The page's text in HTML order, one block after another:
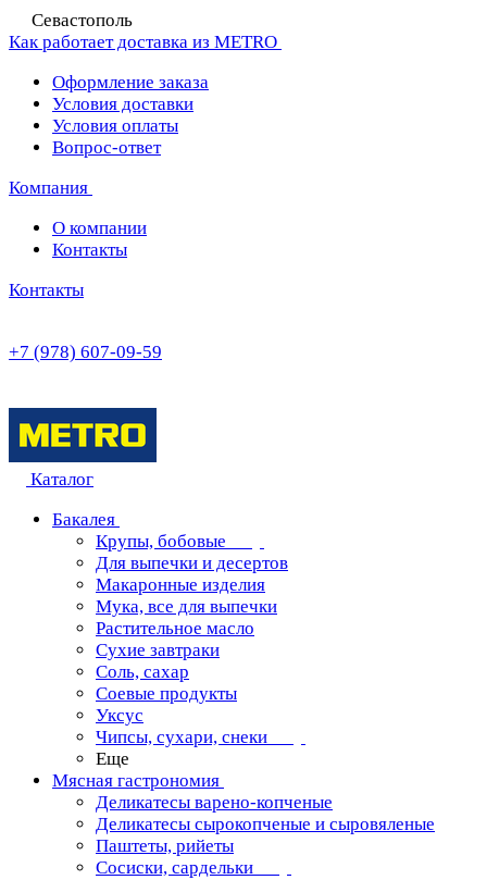
Севастополь
Как работает доставка из METRO
Оформление заказа
Условия доставки
Условия оплаты
Вопрос-ответ
Компания
О компании
Контакты
Контакты
+7 (978) 607-09-59
Каталог
Бакалея
Крупы, бобовые
Для выпечки и десертов
Макаронные изделия
Мука, все для выпечки
Растительное масло
Сухие завтраки
Соль, сахар
Соевые продукты
Уксус
Чипсы, сухари, снеки
Еще
Мясная гастрономия
Деликатесы варено-копченые
Деликатесы сырокопченые и сыровяленые
Паштеты, рийеты
Сосиски, сардельки